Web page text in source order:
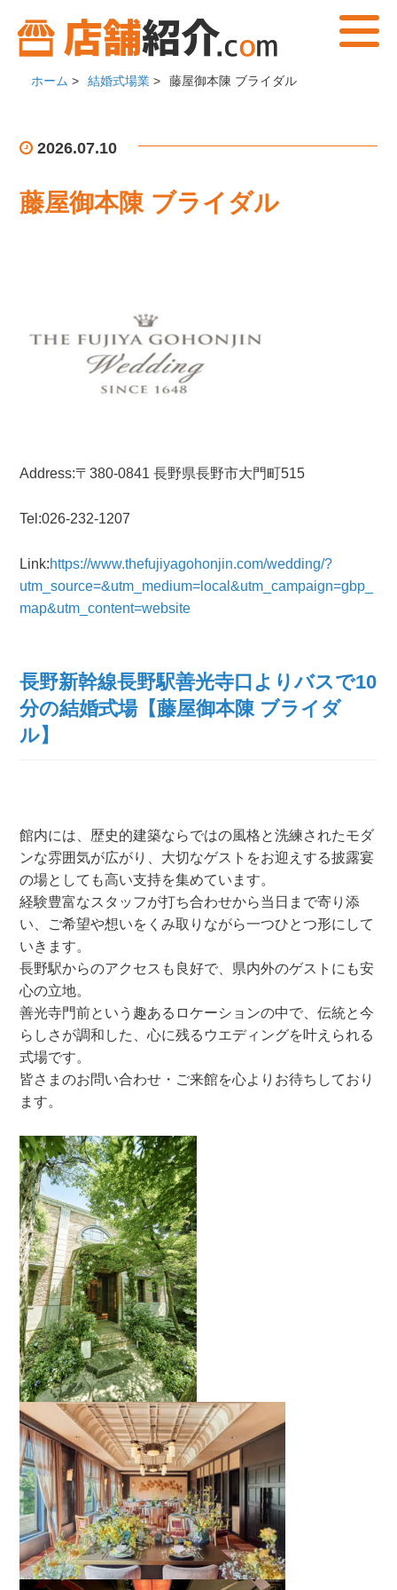
ホーム > 結婚式場業 > 藤屋御本陳 ブライダル
2026.07.10
藤屋御本陳 ブライダル
Address:〒380-0841 長野県長野市大門町515
Tel:026-232-1207
Link:https://www.thefujiyagohonjin.com/wedding/?
utm_source=&utm_medium=local&utm_campaign=gbp_
map&utm_content=website
長野新幹線長野駅善光寺口よりバスで10
分の結婚式場【藤屋御本陳 ブライダ
ル】
館内には、歴史的建築ならではの風格と洗練されたモダ
ンな雰囲気が広がり、大切なゲストをお迎えする披露宴
の場としても高い支持を集めています。
経験豊富なスタッフが打ち合わせから当日まで寄り添
い、ご希望や想いをくみ取りながら一つひとつ形にして
いきます。
長野駅からのアクセスも良好で、県内外のゲストにも安
心の立地。
善光寺門前という趣あるロケーションの中で、伝統と今
らしさが調和した、心に残るウエディングを叶えられる
式場です。
皆さまのお問い合わせ・ご来館を心よりお待ちしており
ます。